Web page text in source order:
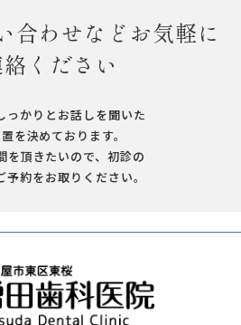
合わせなどお気軽に
絡ください
っかりとお話しを聞いた
を決めております。
を頂きたいので、初診の
約をお取りください。